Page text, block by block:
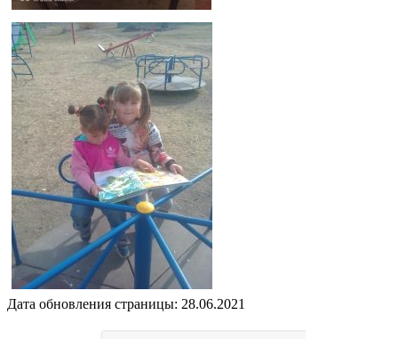
Дата обновления страницы: 28.06.2021